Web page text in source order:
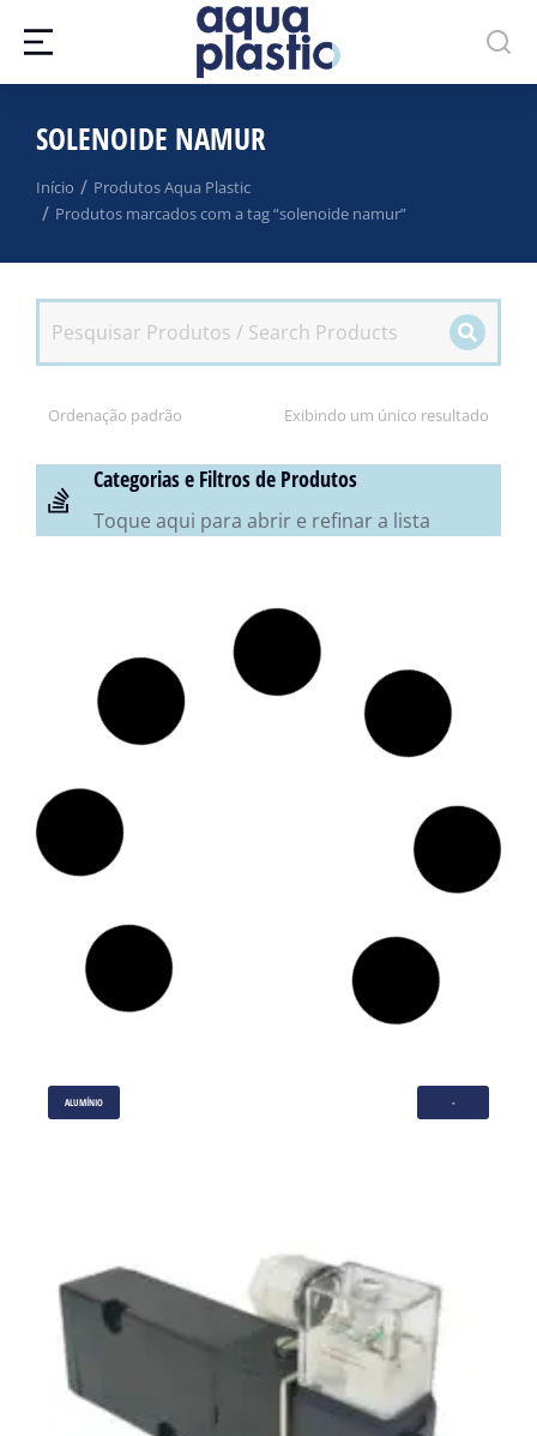
SOLENOIDE NAMUR
Você está aqui:
Início
Produtos Aqua Plastic
Produtos marcados com a tag “solenoide namur”
Exibindo um único resultado
Categorias e Filtros de Produtos
Toque aqui para abrir e refinar a lista
ALUMÍNIO -